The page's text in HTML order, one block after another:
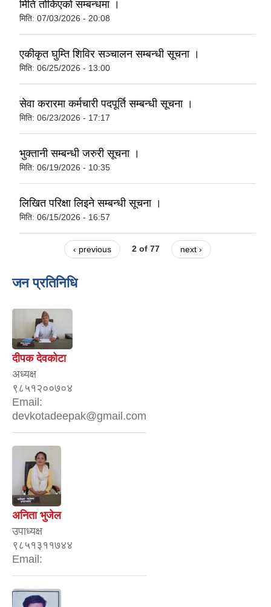
मिति तोकिएको सम्बन्धमा ।
मिति: 07/03/2026 - 20:08
एकीकृत घुम्ति शिविर सञ्चालन सम्बन्धी सूचना ।
मिति: 06/25/2026 - 13:00
सेवा करारमा कर्मचारी पदपूर्ति सम्बन्धी सूचना ।
मिति: 06/23/2026 - 17:17
भुक्तानी सम्बन्धी जरुरी सूचना ।
मिति: 06/19/2026 - 10:35
लिखित परिक्षा लिइने सम्बन्धी सूचना ।
मिति: 06/15/2026 - 16:57
‹ previous 2 of 77 next ›
जन प्रतिनिधि
दीपक देवकोटा
अध्यक्ष
९८५१२००७०४
Email:
devkotadeepak@gmail.com
अनिता भुजेल
उपाध्यक्ष
९८५१३११७४४
Email: